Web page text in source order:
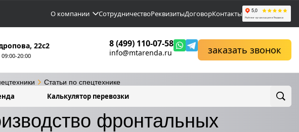
О компании СотрудничествоРеквизитыДоговорКонтакты
22c2
09:00-20:00
8 (499) 110-07-58
info@mtarenda.ru заказать звонок
Калькулятор перевозки
фронтальных
Статьи по спецтехнике
фронтальных погрузчиков LiuGong: обзор и основные факты